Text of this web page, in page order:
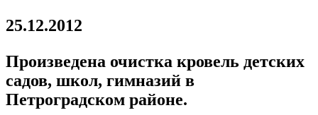
25.12.2012
Произведена очистка кровель детских
садов, школ, гимназий в
Петроградском районе.